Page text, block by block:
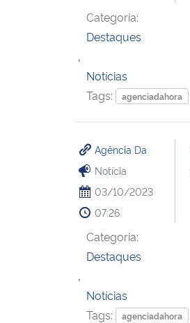
Categoria:
Destaques
,
Notícias
Tags:
agenciadahora
Agência Da
Notícia
03/10/2023
07:26
Categoria:
Destaques
,
Notícias
Tags:
agenciadahora